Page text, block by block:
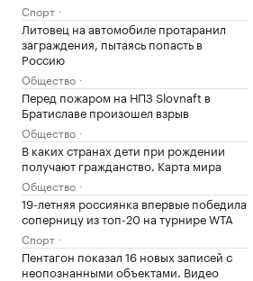
Спорт
Литовец на автомобиле протаранил
заграждения, пытаясь попасть в
Россию
Общество
Перед пожаром на НПЗ Slovnaft в
Братиславе произошел взрыв
Общество
В каких странах дети при рождении
получают гражданство. Карта мира
Общество
19-летняя россиянка впервые победила
соперницу из топ-20 на турнире WTA
Спорт
Пентагон показал 16 новых записей с
неопознанными объектами. Видео